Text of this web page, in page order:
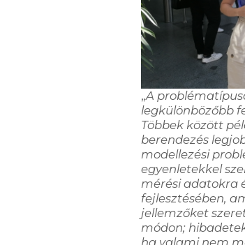
„A
legkülönbözőbb
Többek között
berendezés
modellezési
egyenletekkel
mérési adatokra
fejlesztésében,
jellemzőket
módon;